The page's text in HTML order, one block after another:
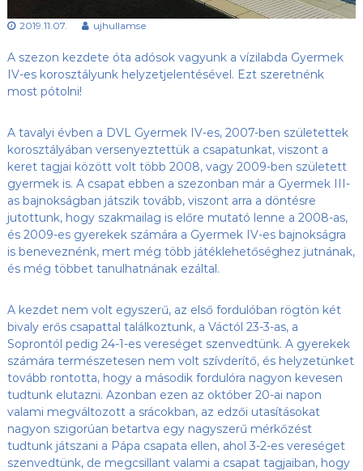
ü
l
e
u
,
a
-
u
l
l
á
m
S
h
o
a
p
j
a
2019.11.07. ujhullamse
A szezon kezdete óta adósok vagyunk a vízilabda Gyermek
IV-es korosztályunk helyzetjelentésével. Ezt szeretnénk
most pótolni!
A tavalyi évben a DVL Gyermek IV-es, 2007-ben születettek
korosztályában versenyeztettük a csapatunkat, viszont a
keret tagjai között volt több 2008, vagy 2009-ben született
gyermek is. A csapat ebben a szezonban már a Gyermek III-
as bajnokságban játszik tovább, viszont arra a döntésre
jutottunk, hogy szakmailag is előre mutató lenne a 2008-as,
és 2009-es gyerekek számára a Gyermek IV-es bajnokságra
is beneveznénk, mert még több játéklehetőséghez jutnának,
és még többet tanulhatnának ezáltal.
A kezdet nem volt egyszerű, az első fordulóban rögtön két
bivaly erős csapattal találkoztunk, a Váctól 23-3-as, a
Soprontól pedig 24-1-es vereséget szenvedtünk. A gyerekek
számára természetesen nem volt szívderítő, és helyzetünket
tovább rontotta, hogy a második fordulóra nagyon kevesen
tudtunk elutazni. Azonban ezen az október 20-ai napon
valami megváltozott a srácokban, az edzői utasításokat
nagyon szigorúan betartva egy nagyszerű mérkőzést
tudtunk játszani a Pápa csapata ellen, ahol 3-2-es vereséget
szenvedtünk, de megcsillant valami a csapat tagjaiban, hogy